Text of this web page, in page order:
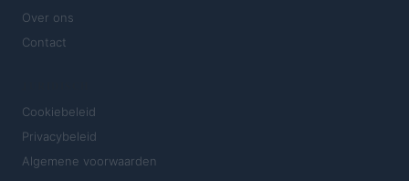
Over ons
Contact
Cookiebeleid
Privacybeleid
Algemene voorwaarden